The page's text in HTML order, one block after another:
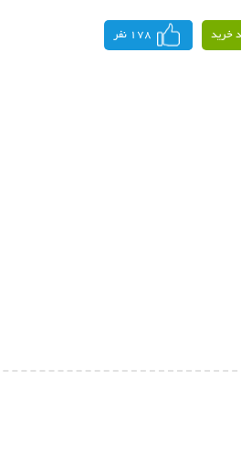
خرید 178 نفر